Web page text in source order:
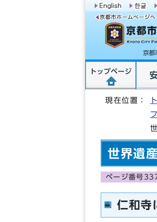
京
トップページ
現在位置：
世界遺
ページ番号
仁和寺